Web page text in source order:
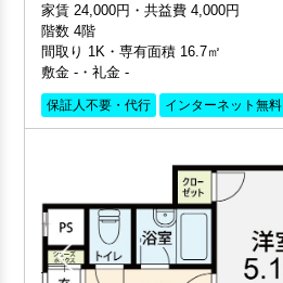
家賃 24,000円・共益費 4,000円
階数 4階
間取り 1K・専有面積 16.7㎡
敷金 -・礼金 -
保証人不要・代行 インターネット無料